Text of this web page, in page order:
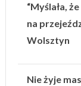
“Myślała,
na
Wolsztyn
Nie żyje